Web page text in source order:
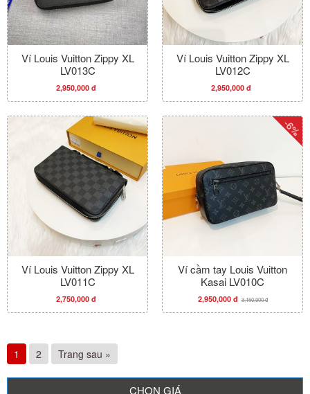
Ví Louis Vuitton Zippy XL
LV013C
2,950,000 đ
Ví Louis Vuitton Zippy XL
LV012C
2,950,000 đ
Ví Louis Vuitton Zippy XL
LV011C
2,750,000 đ
Ví cầm tay Louis Vuitton
Kasai LV010C
2,950,000 đ 3,150,000 đ
-6%
1 2 Trang sau »
CHỌN GIÁ